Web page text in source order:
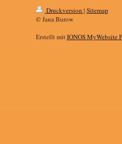
Druckversion | Sitemap
© Jana Burow
Erstellt mitIONOS MyWebsite